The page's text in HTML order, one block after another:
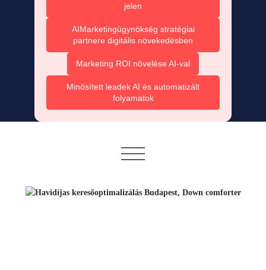
jelen
AIMarketingügynökség stratégiai
partnere digitális növekedésben
Marketing ROI növelése AI-val
Minősített leadek AI és automatizált
folyamatok